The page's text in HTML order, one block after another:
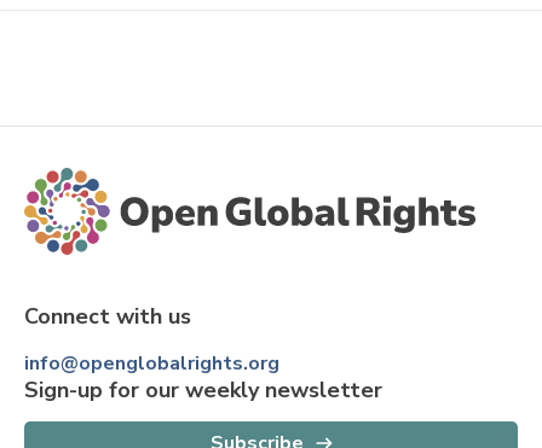
Connect with us
info@openglobalrights.org
Sign-up for our weekly newsletter